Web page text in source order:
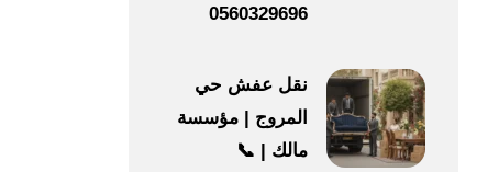
0560329696
نقل عفش حي
المروج | مؤسسة
مالك | 📞